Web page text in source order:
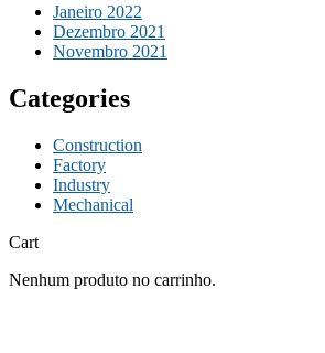
Janeiro 2022
Dezembro 2021
Novembro 2021
Categories
Construction
Factory
Industry
Mechanical
Cart
Nenhum produto no carrinho.